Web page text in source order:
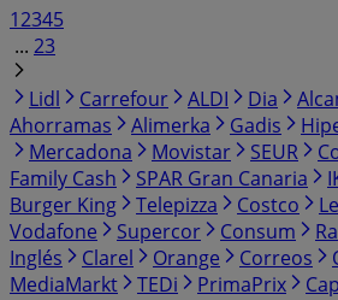
12345
... 23
Lidl
Carrefour ALDI Dia
Ahorramas
Alimerka Gadis
Mercadona
Movistar SEUR
Family Cash
SPAR Gran Canaria
Burger King
Telepizza Costco
Vodafone
Supercor Consum
Inglés
Clarel Orange Correos
MediaMarkt
TEDi PrimaPrix